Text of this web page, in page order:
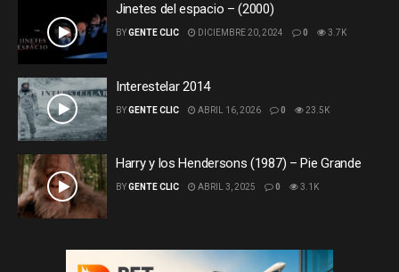
Jinetes del espacio – (2000)
BYGENTE CLIC DICIEMBRE 20, 2024 0 3.7K
Interestelar 2014
BYGENTE CLIC ABRIL 16, 2026 0 23.5K
Harry y los Hendersons (1987) – Pie Grande
BYGENTE CLIC ABRIL 3, 2025 0 3.1K